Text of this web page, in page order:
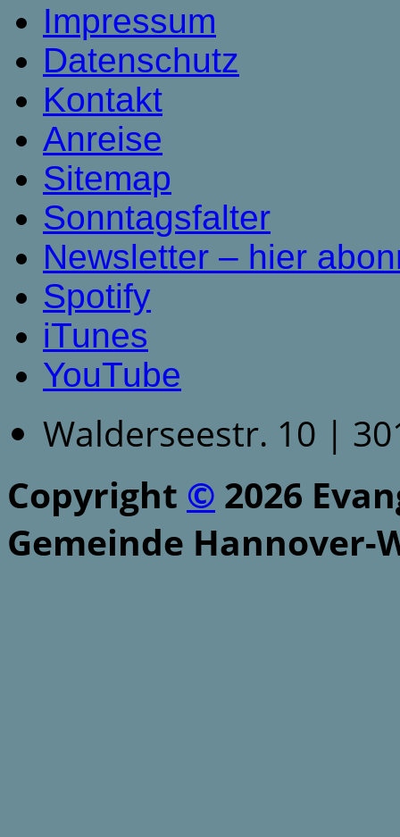
Impressum
Datenschutz
Kontakt
Anreise
Sitemap
Sonntagsfalter
Newsletter – hier
Spotify
iTunes
YouTube
Walderseestr. 10 |
Copyright © 2026
Gemeinde Hannover-